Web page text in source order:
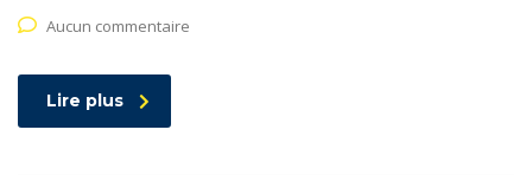
Aucun commentaire
Lire plus